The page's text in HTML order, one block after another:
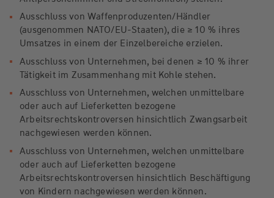
W&W ESG Strategie Renten
W&W Quality Select Aktien Welt
Genius Strategie
Ein Großteil dieser Fonds weist Topbewertungen auf
Vergleichsgruppe gewählt (sieheAwards
Immobilienprojektentwicklungen und
Bauprojekten entlang eines sachgerechten und
zielorientierten Projektmanagements
Vermietungs- und Mietvertragsmanagement, die
Steuerung des Property Managements sowie die
Sicherstellung der ordnungsgemäßen
Mietenbuchhaltung
Objektbetreuung und -verwaltung sowie der
ordnungsgemäßen Führung der
Mietenbuchhaltung und der Freigabe von
Zahlungen durch den Einsatz sowie die
Steuerung interner und externer Property
Manager
Weiteren stehen Transparenz, die Professionalität
der jeweiligen Fondsgesellschaft, das
Risikomanagement und die Kosten der jeweiligen
Produkte stark im Analysefokus. Mit diesem
Qualitätsanspruch stehen wir seit 2003 mit
durchschnittlich 300 Fondsmanagern und
Investmentspezialisten pro Jahr im persönlichen
Austausch und verfügen damit über eines der
umfangreichsten Netzwerke in der Branche.
Im Team verwaltete Fondsstrategien:
Ausschluss von Waffenproduzenten/Händler
(ausgenommen NATO/EU-Staaten), die ≥ 10 % ihres
Umsatzes in einem der Einzelbereiche erzielen.
Ausschluss von Unternehmen, bei denen ≥ 10 % ihrer
Tätigkeit im Zusammenhang mit Kohle stehen.
Ausschluss von Unternehmen, welchen unmittelbare
oder auch auf Lieferketten bezogene
Arbeitsrechtskontroversen hinsichtlich Zwangsarbeit
nachgewiesen werden können.
Ausschluss von Unternehmen, welchen unmittelbare
oder auch auf Lieferketten bezogene
Arbeitsrechtskontroversen hinsichtlich Beschäftigung
von Kindern nachgewiesen werden können.